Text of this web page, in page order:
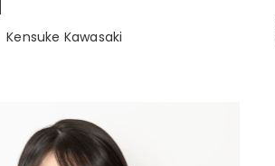
Kensuke Kawasaki